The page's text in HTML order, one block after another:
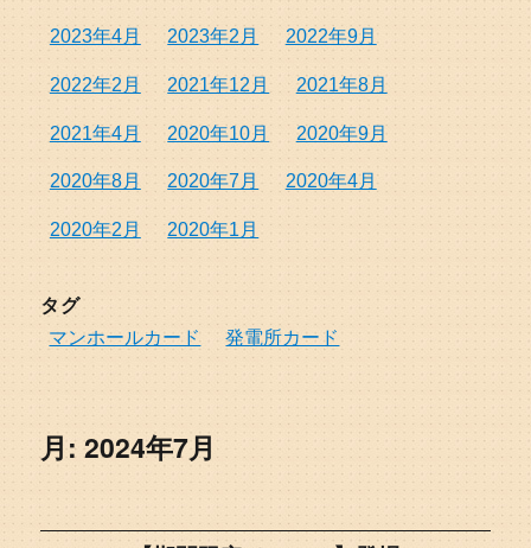
2023年4月 2023年2月 2022年9月
2022年2月 2021年12月 2021年8月
2021年4月 2020年10月 2020年9月
2020年8月 2020年7月 2020年4月
2020年2月 2020年1月
タグ
マンホールカード
発電所カード
月:2024年7月